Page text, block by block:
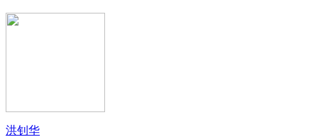
洪钊华